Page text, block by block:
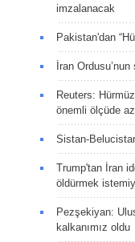
imzalanacak
Pakistan'dan
İran
Reuters:
önemli ölçüde
Sistan-
Trump'tan İran
öldürmek
Pezşekiyan:
kalkanımız oldu